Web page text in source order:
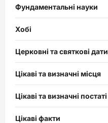
Фундаментальні науки
Хобі
Церковні та святкові дати
Цікаві та визначні місця
Цікаві та визначні постаті
Цікаві факти